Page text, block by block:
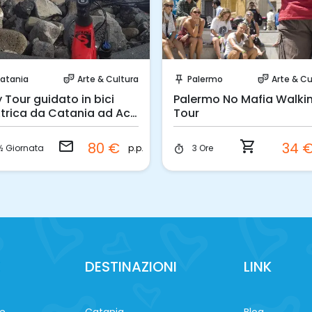
theater_comedy Arte & Cultura
Tour guidato in bici
da Catania ad Aci
Giornata email 80 € p.p.
push_pin Palermo theater_comedy Arte &
Palermo No Mafia
Tour
timer 3 Ore shopping_cart 34
DESTINAZIONI LINK